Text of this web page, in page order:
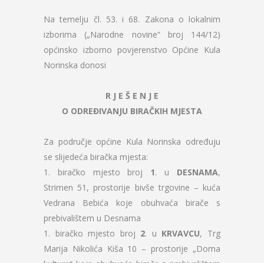
Na temelju čl. 53. i 68. Zakona o lokalnim
izborima („Narodne novine“ broj 144/12)
općinsko izborno povjerenstvo Općine Kula
Norinska donosi
R J E Š E N J E
O ODREĐIVANJU BIRAČKIH MJESTA
Za područje općine Kula Norinska određuju
se slijedeća biračka mjesta:
1. biračko mjesto broj 1. u DESNAMA,
Strimen 51, prostorije bivše trgovine – kuća
Vedrana Bebića koje obuhvaća birače s
prebivalištem u Desnama
1. biračko mjesto broj 2. u KRVAVCU, Trg
Marija Nikolića Kiša 10 – prostorije „Doma